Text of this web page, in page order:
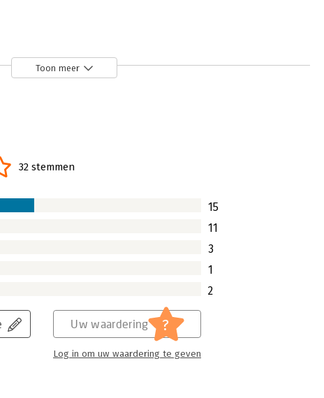
2007
kregen het over het geringe aantal vrouwen in hogere
Deze manager gaf aan dat men binnen zijn bedrijf steeds
Toon meer
32 stemmen
15
11
3
1
2
Uw waardering ?
Log in om uw waardering te geven